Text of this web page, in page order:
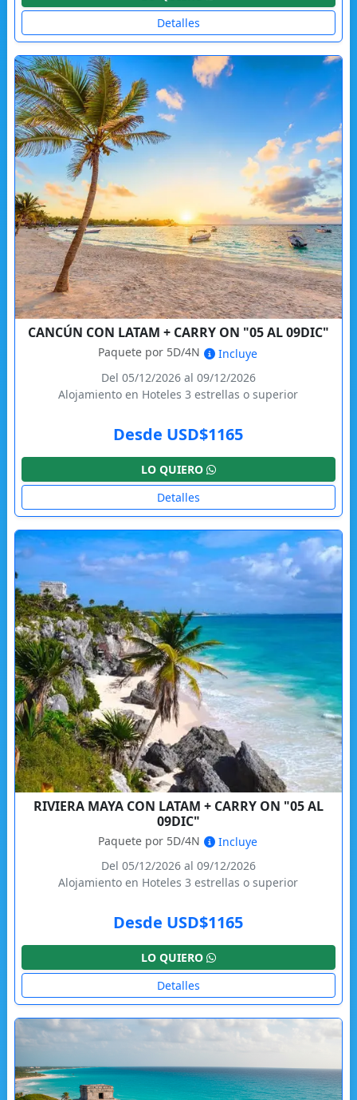
Detalles
CANCÚN CON LATAM + CARRY ON "05 AL 09DIC"
Paquete por 5D/4N
Incluye
Del 05/12/2026 al 09/12/2026
Alojamiento en Hoteles 3 estrellas o superior
Desde USD$1165
LO QUIERO
Detalles
RIVIERA MAYA CON LATAM + CARRY ON "05 AL
09DIC"
Paquete por 5D/4N
Incluye
Del 05/12/2026 al 09/12/2026
Alojamiento en Hoteles 3 estrellas o superior
Desde USD$1165
LO QUIERO
Detalles